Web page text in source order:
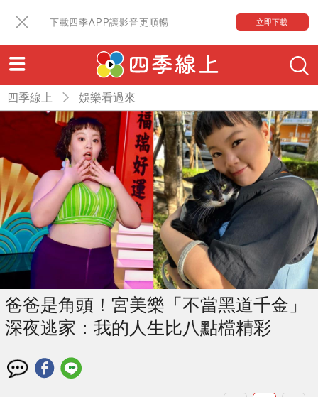
下載四季APP讓影音更順暢 立即下載
四季線上 娛樂看過來
爸爸是角頭！宮美樂「不當黑道千金」
深夜逃家：我的人生比八點檔精彩